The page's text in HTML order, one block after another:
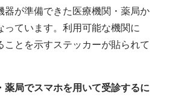
器が準備できた医療機関・薬局か
っています。利用可能な機関に
ことを示すステッカーが貼られて
薬局でスマホを用いて受診するに